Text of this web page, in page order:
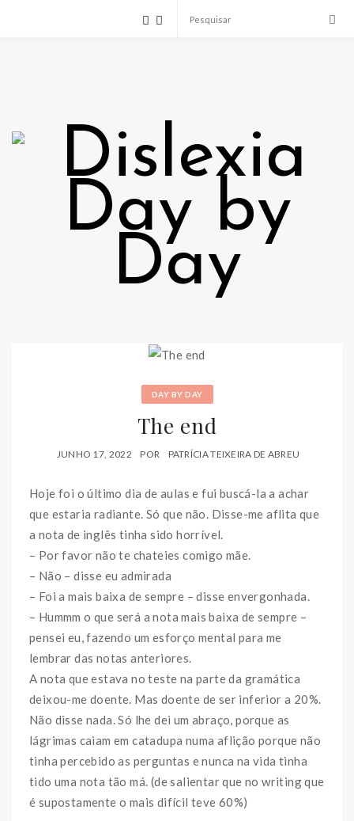
DAY BY DAY
The end
JUNHO 17, 2022 POR PATRÍCIA TEIXEIRA DE ABREU
Hoje foi o último dia de aulas e fui buscá-la a achar
que estaria radiante. Só que não. Disse-me aflita que
a nota de inglês tinha sido horrível.
– Por favor não te chateies comigo mãe.
– Não – disse eu admirada
– Foi a mais baixa de sempre – disse envergonhada.
– Hummm o que será a nota mais baixa de sempre –
pensei eu, fazendo um esforço mental para me
lembrar das notas anteriores.
A nota que estava no teste na parte da gramática
deixou-me doente. Mas doente de ser inferior a 20%.
Não disse nada. Só lhe dei um abraço, porque as
lágrimas caiam em catadupa numa aflição porque não
tinha percebido as perguntas e nunca na vida tinha
tido uma nota tão má. (de salientar que no writing que
é supostamente o mais difícil teve 60%)